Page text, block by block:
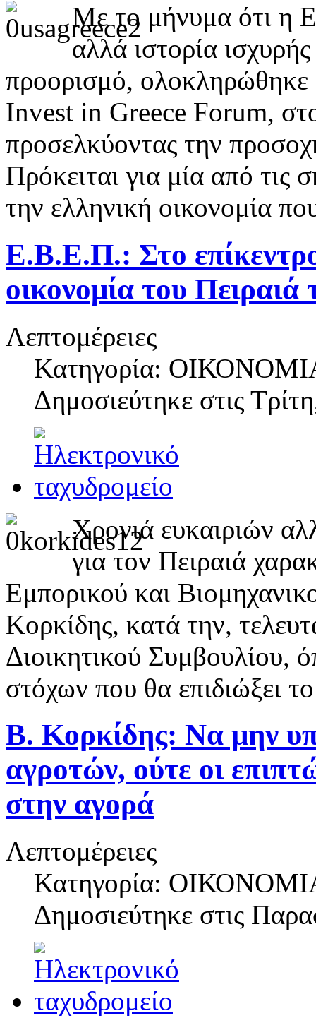
Με το μήνυμα ότι η
αλλά ιστορία
προορισμό, ολοκληρώθηκε
Invest in Greece Forum,
προσελκύοντας την
Πρόκειται για μία από τις
την ελληνική οικονομία
Ε.Β.Ε.Π.: Στο επίκεντρο
οικονομία του Πειραιά
Λεπτομέρειες
Κατηγορία:
Δημοσιεύτηκε στις
Χρονιά ευκαιριών
για τον Πειραιά
Εμπορικού και
Κορκίδης, κατά την,
Διοικητικού Συμβουλίου,
στόχων που θα επιδιώξει
Β. Κορκίδης: Να μην
αγροτών, ούτε οι
στην αγορά
Λεπτομέρειες
Κατηγορία:
Δημοσιεύτηκε στις